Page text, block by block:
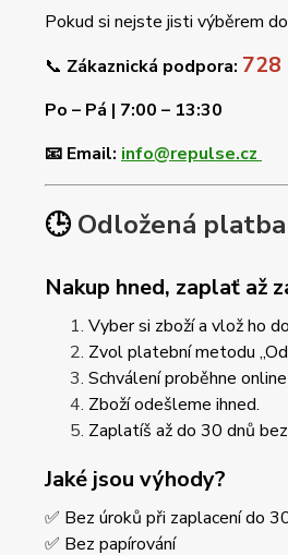
Pokud si nejste jisti výběrem
📞 Zákaznická podpora: 728
Po – Pá | 7:00 – 13:30
📧 Email: info@repulse.cz
🕒 Odložená
Nakup hned, zaplať až
Vyber si zboží a vlož ho
Zvol platební metodu
Schválení proběhne
Zboží odešleme ihned.
Zaplatíš až do 30 dnů
Jaké jsou výhody?
✅ Bez úroků při zaplacení do
✅ Bez papírování